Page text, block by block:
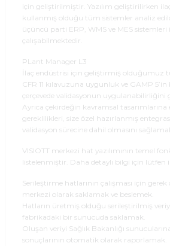
için geliştirilmiştir. Yazılım geliştirilirken
kullanmış olduğu tüm sistemler analiz
üçüncü parti ERP, WMS ve MES sistemleri
çalışabilmektedir.
PLant Manager L3
İlaç endüstrisi için geliştirmiş olduğumuz
CFR 11 kılavuzuna uygunluk ve GAMP
çerçevede validasyonun uygulanabilirliğini
Ayrıca çekirdeğin kavramsal
gereklilikleri, size özel hazırlanmış
validasyon sürecine dahil olmasını
VISIOTT merkezi hat yazılımının temel
listelenmiştir. Daha detaylı bilgi için lütfen
Serileştirme hatlarının çalışması için
merkezi olarak saklamak ve beslemek.
Hatların üretmiş olduğu serileştirilmiş
fabrikadaki bir sunucuda saklamak.
Oluşan veriyi Sağlık Bakanlığı
sonuçlarının otomatik olarak raporlamak.